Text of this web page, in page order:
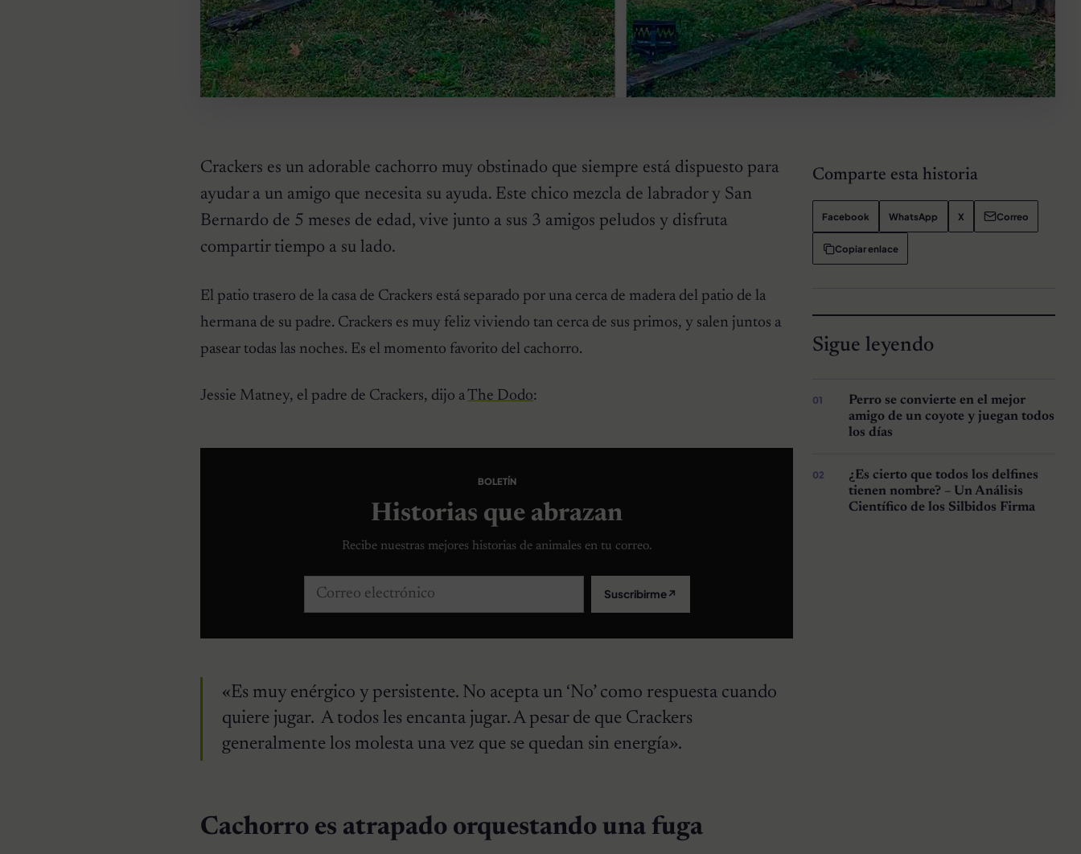
Crackers es un adorable cachorro muy obstinado que siempre está dispuesto para
ayudar a un amigo que necesita su ayuda. Este chico mezcla de labrador y San
Bernardo de 5 meses de edad, vive junto a sus 3 amigos peludos y disfruta
compartir tiempo a su lado.
El patio trasero de la casa de Crackers está separado por una cerca de madera del patio de la
hermana de su padre. Crackers es muy feliz viviendo tan cerca de sus primos, y salen juntos a
pasear todas las noches. Es el momento favorito del cachorro.
Jessie Matney, el padre de Crackers, dijo aThe Dodo:
BOLETÍN
Historias que abrazan
Recibe nuestras mejores historias de animales en tu correo.
Correo electrónico Suscribirme↗
«Es muy enérgico y persistente. No acepta un ‘No’ como respuesta cuando
quiere jugar. A todos les encanta jugar. A pesar de que Crackers
generalmente los molesta una vez que se quedan sin energía».
Cachorro es atrapado orquestando una fuga
Comparte esta historia
Facebook WhatsApp X Correo
Copiar enlace
Sigue leyendo
Perro se convierte en el mejor
amigo de un coyote y juegan todos
los días
¿Es cierto que todos los delfines
tienen nombre? – Un Análisis
Científico de los Silbidos Firma